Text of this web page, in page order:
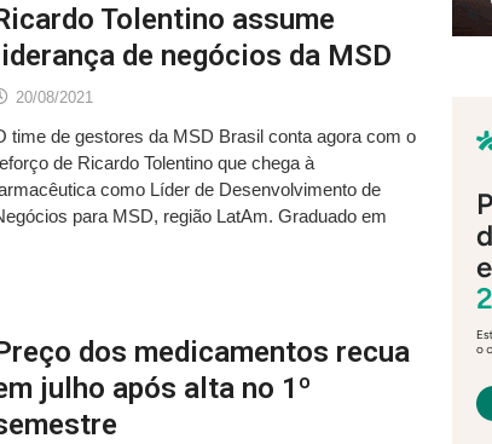
Tolentino assume
de negócios da MSD
20/08/2021
time de gestores da MSD Brasil conta agora com o
de Ricardo Tolentino que chega à
como Líder de Desenvolvimento de
para MSD, região LatAm. Graduado em
dos medicamentos recua
julho após alta no 1º